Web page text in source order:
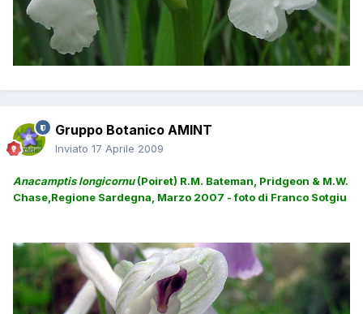
Gruppo Botanico AMINT
Inviato 17 Aprile 2009
Anacamptis longicornu(Poiret) R.M. Bateman, Pridgeon & M.W.
Chase,Regione Sardegna, Marzo 2007 - foto di Franco Sotgiu